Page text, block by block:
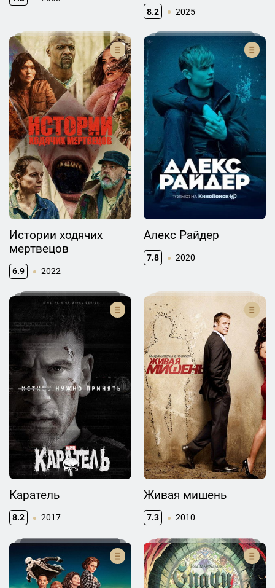
8.2
2025
Истории ходячих
мертвецов
6.9 2022
Алекс Райдер
7.8 2020
Каратель
8.2 2017
Живая мишень
7.3 2010